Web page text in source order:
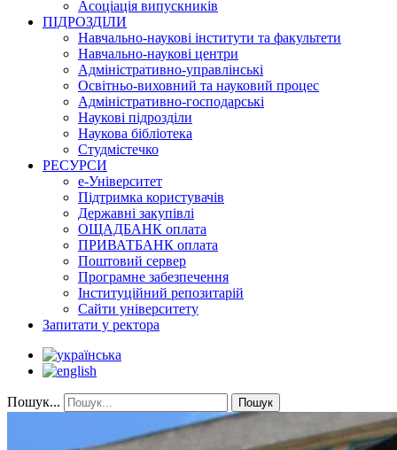
Асоціація випускників
ПІДРОЗДІЛИ
Навчально-наукові інститути та факультети
Навчально-наукові центри
Адміністративно-управлінські
Освітньо-виховний та науковий процес
Адміністративно-господарські
Наукові підрозділи
Наукова бібліотека
Студмістечко
РЕСУРСИ
е-Університет
Підтримка користувачів
Державні закупівлі
ОЩАДБАНК оплата
ПРИВАТБАНК оплата
Поштовий сервер
Програмне забезпечення
Інституційний репозитарій
Сайти університету
Запитати у ректора
Пошук... Пошук